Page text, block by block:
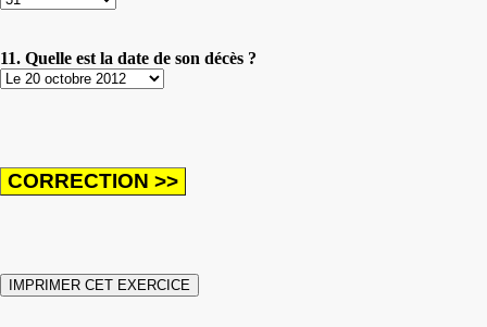
11. Quelle est la date de son décès ?